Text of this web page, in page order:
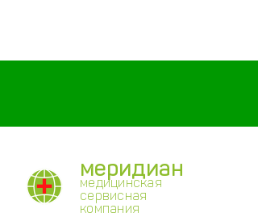
меридиан
медицинская
сервисная
компания